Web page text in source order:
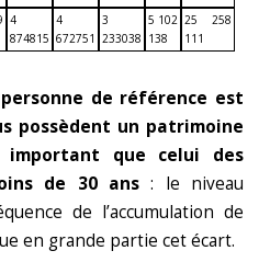
4
874815
4
672751
3
233038
5 102
138
25 258
111
de référence est
possèdent un patrimoine
que celui des
de 30 ans : le niveau
de l’accumulation de
en grande partie cet écart.